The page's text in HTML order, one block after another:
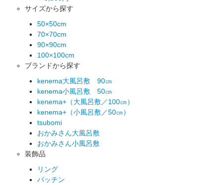
サイズから探す
50×50cm
70×70cm
90×90cm
100×100cm
ブランドから探す
kenema大風呂敷 90㎝
kenema小風呂敷 50㎝
kenema+（大風呂敷／100㎝）
kenema+（小風呂敷／50㎝）
tsubomi
おかみさん大風呂敷
おかみさん小風呂敷
装飾品
リング
パッチン